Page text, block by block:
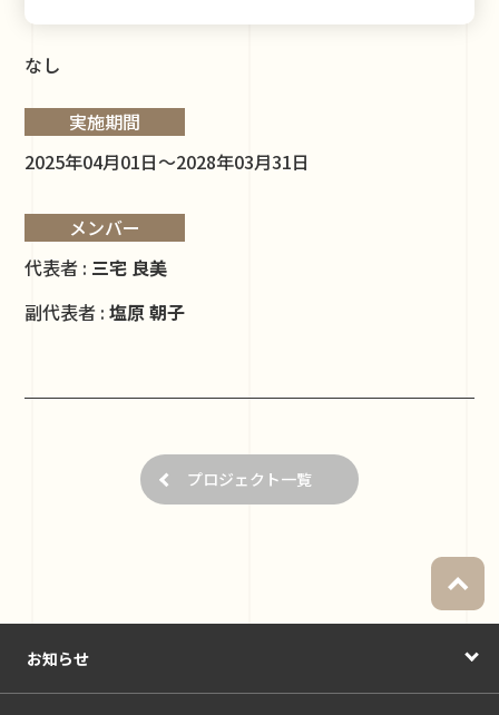
なし
実施期間
2025年04月01日～2028年03月31日
メンバー
代表者 : 三宅 良美
副代表者 :塩原 朝子
プロジェクト一覧
お知らせ